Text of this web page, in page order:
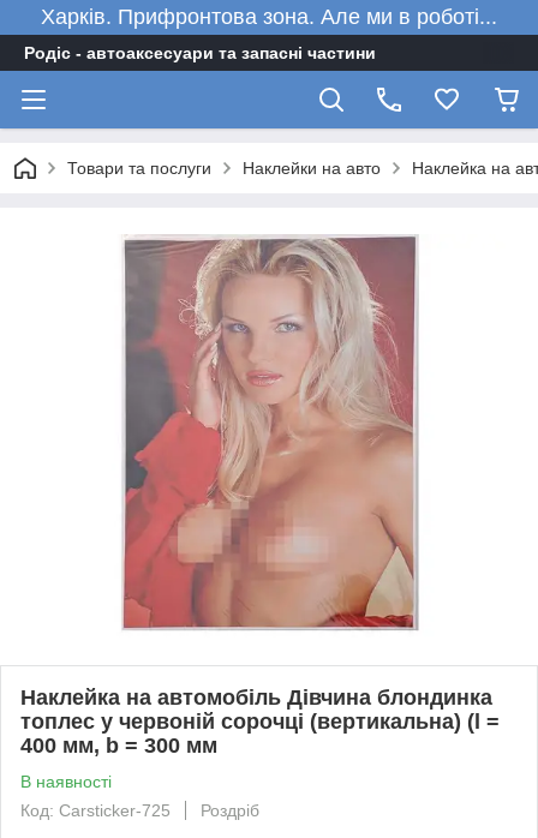
Харків. Прифронтова зона. Але ми в роботі...
Родіс - автоаксесуари та запасні частини
Товари та послуги Наклейки на авто Наклейка на
Наклейка на автомобіль Дівчина блондинка
топлес у червоній сорочці (вертикальна) (l =
400 мм, b = 300 мм
В наявності
Код: Carsticker-725
Роздріб